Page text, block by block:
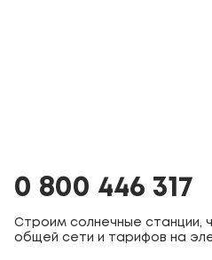
0 800 446 317
Строим солнечные станции,
общей сети и тарифов на